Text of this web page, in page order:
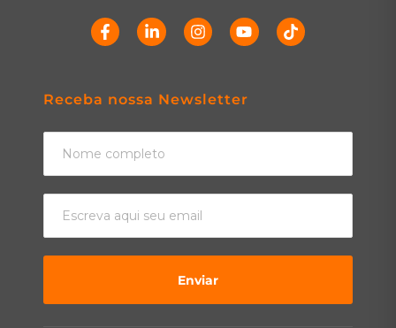
Receba nossa Newsletter
Enviar